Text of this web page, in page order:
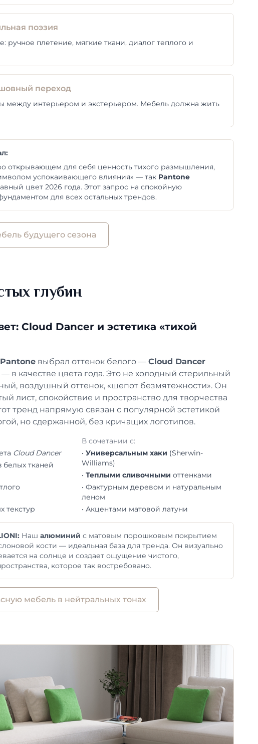
поэзия
ручное плетение, мягкие ткани, диалог теплого и
переход
между интерьером и экстерьером. Мебель должна жить
открывающем для себя ценность тихого размышления,
успокаивающего влияния» — так Pantone
цвет 2026 года. Этот запрос на спокойную
для всех остальных трендов.
будущего сезона
глубин
Cloud Dancer и эстетика «тихой
Pantone выбрал оттенок белого — Cloud Dancer
— в качестве цвета года. Это не холодный стерильный
воздушный оттенок, «шепот безмятежности». Он
лист, спокойствие и пространство для творчества
тренд напрямую связан с популярной эстетикой
но сдержанной, без кричащих логотипов.
Cloud Dancer
белых тканей
текстур
В сочетании с:
• Универсальным хаки (Sherwin-
Williams)
• Теплыми сливочными оттенками
• Фактурным деревом и натуральным
леном
• Акцентами матовой латуни
Наш алюминий с матовым порошковым покрытием
кости — идеальная база для тренда. Он визуально
на солнце и создает ощущение чистого,
которое так востребовано.
мебель в нейтральных тонах